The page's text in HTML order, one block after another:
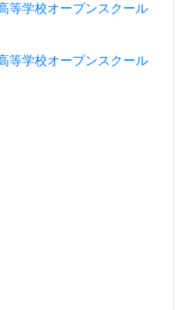
等学校オープンスクール
等学校オープンスクール